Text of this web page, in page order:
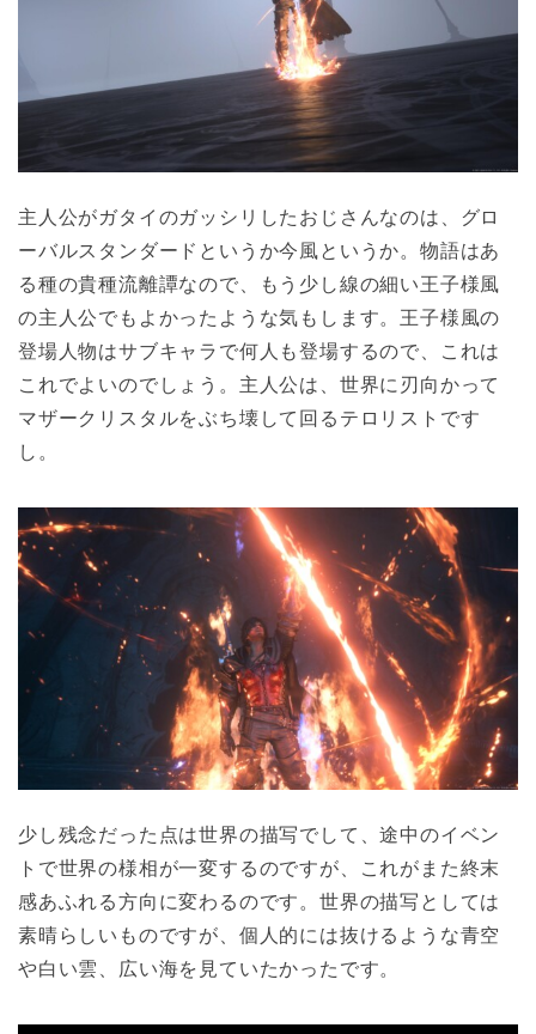
主人公がガタイのガッシリしたおじさんなのは、グロ
ーバルスタンダードというか今風というか。物語はあ
る種の貴種流離譚なので、もう少し線の細い王子様風
の主人公でもよかったような気もします。王子様風の
登場人物はサブキャラで何人も登場するので、これは
これでよいのでしょう。主人公は、世界に刃向かって
マザークリスタルをぶち壊して回るテロリストです
し。
少し残念だった点は世界の描写でして、途中のイベン
トで世界の様相が一変するのですが、これがまた終末
感あふれる方向に変わるのです。世界の描写としては
素晴らしいものですが、個人的には抜けるような青空
や白い雲、広い海を見ていたかったです。